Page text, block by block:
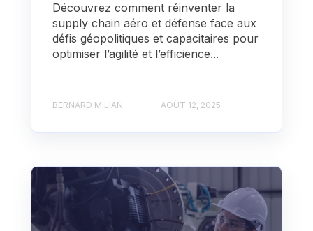
Découvrez comment réinventer la
supply chain aéro et défense face aux
défis géopolitiques et capacitaires pour
optimiser l’agilité et l’efficience...
BERNARD MILIAN AOÛT 12, 2025